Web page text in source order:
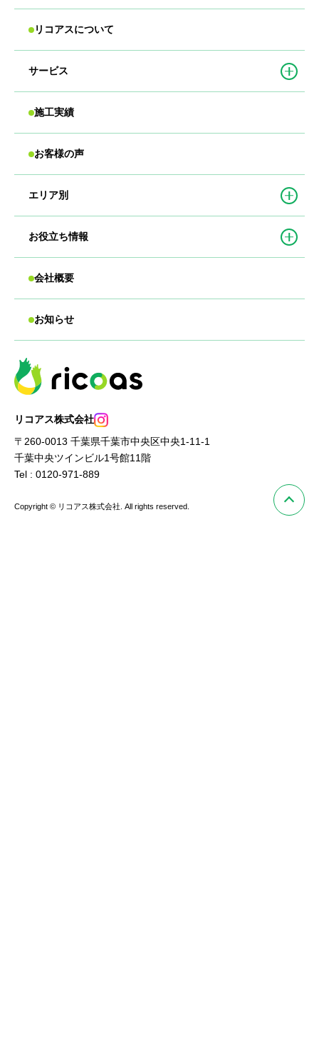
リコアスについて
サービス
施工実績
お客様の声
エリア別
お役立ち情報
会社概要
お知らせ
リコアス株式会社
〒260-0013 千葉県千葉市中央区中央1-11-1
千葉中央ツインビル1号館11階
Tel : 0120-971-889
Copyright © リコアス株式会社. All rights reserved.